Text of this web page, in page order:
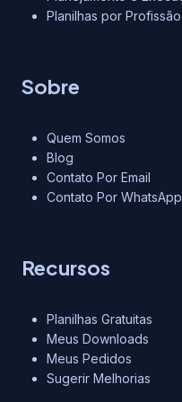
Planilhas por Profissão
Sobre
Quem Somos
Blog
Contato Por Email
Contato Por WhatsApp
Recursos
Planilhas Gratuitas
Meus Downloads
Meus Pedidos
Sugerir Melhorias